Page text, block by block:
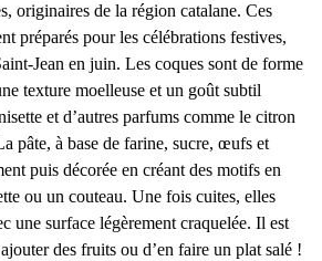
originaires de la région catalane. Ces
préparés pour les célébrations festives,
Jean en juin. Les coques sont de forme
texture moelleuse et un goût subtil
et d’autres parfums comme le citron
pâte, à base de farine, sucre, œufs et
puis décorée en créant des motifs en
ou un couteau. Une fois cuites, elles
une surface légèrement craquelée. Il est
des fruits ou d’en faire un plat salé !